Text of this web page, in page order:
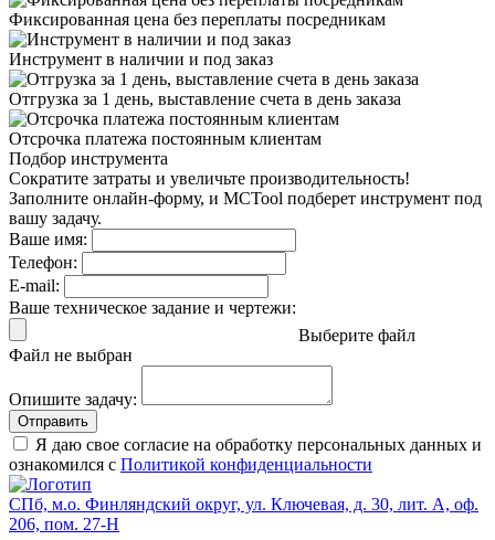
Фиксированная цена без переплаты посредникам
Инструмент в наличии и под заказ
Отгрузка за 1 день, выставление счета в день заказа
Отсрочка платежа постоянным клиентам
Подбор инструмента
Сократите затраты и увеличьте производительность!
Заполните онлайн-форму, и MCTool подберет инструмент под
вашу задачу.
Ваше имя:
Телефон:
E-mail:
Ваше техническое задание и чертежи:
Выберите файл
Файл не выбран
Опишите задачу:
Отправить
Я даю свое согласие на обработку персональных данных и
ознакомился с Политикой конфиденциальности
СПб, м.о. Финляндский округ, ул. Ключевая, д. 30, лит. А, оф.
206, пом. 27-Н